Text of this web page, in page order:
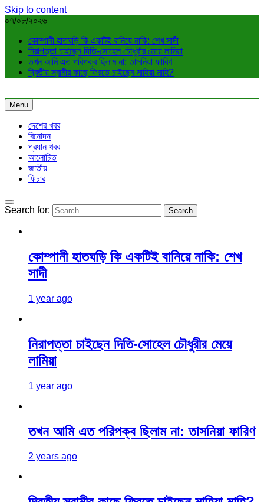
Skip to content
০৭/০৮/২০২৬
কোম্পানী হাতঘড়ি কি একটিই বানিয়ে নাকি: শেখ সাদী
নিরাপত্তা চাইছেন দিতি-সোহেল চৌধুরীর মেয়ে লামিয়া
তখন আমি এত পরিপক্ব ছিলাম না: তাসনিয়া ফারিণ
দ্বিতীয় স্বামীর কাছে ফিরতে চাইছেন মাহিয়া মাহি?
Menu
দেশের খবর
বিনোদন
প্রধান খবর
আলোচিত
জাতীয়
ফিচার
Search for:
কোম্পানী হাতঘড়ি কি একটিই বানিয়ে নাকি: শেখ
সাদী
1 year ago
নিরাপত্তা চাইছেন দিতি-সোহেল চৌধুরীর মেয়ে
লামিয়া
1 year ago
তখন আমি এত পরিপক্ব ছিলাম না: তাসনিয়া ফারিণ
2 years ago